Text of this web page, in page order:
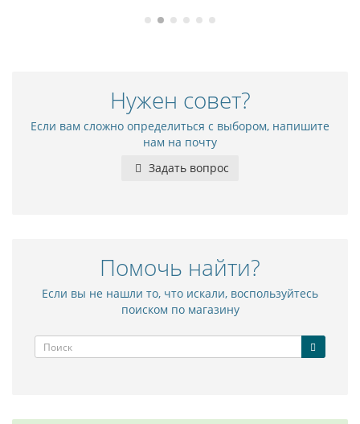
Нужен совет?
Если вам сложно определиться с выбором, напишите
нам на почту
Задать вопрос
Помочь найти?
Если вы не нашли то, что искали, воспользуйтесь
поиском по магазину